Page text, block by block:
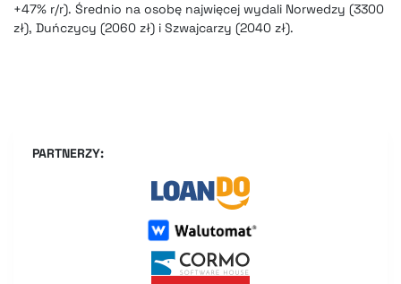
+47% r/r). Średnio na osobę najwięcej wydali Norwedzy (3300
zł), Duńczycy (2060 zł) i Szwajcarzy (2040 zł).
PARTNERZY: